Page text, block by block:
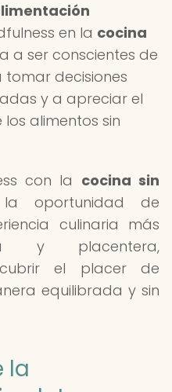
en la cocina
a ser conscientes de
tomar decisiones
y a apreciar el
alimentos sin
con la cocina sin
oportunidad de
culinaria más
y placentera,
el placer de
equilibrada y sin
la